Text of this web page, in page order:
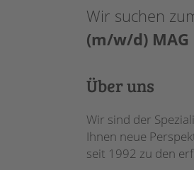
Wir suchen
(m/w/d) MAG
Über uns
Wir sind der
Ihnen neue
seit 1992 zu den